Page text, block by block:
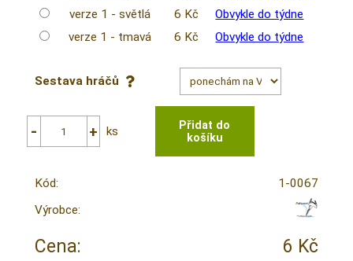
verze 1 - světlá
6 Kč
Obvykle do týdne
verze 1 - tmavá
6 Kč Obvykle do týdne
Sestava hráčů
ks
Kód:
1-0067
Výrobce:
Cena: 6 Kč